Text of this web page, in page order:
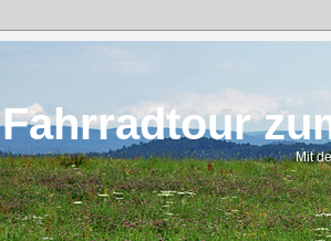
Fahrradtour
Mit